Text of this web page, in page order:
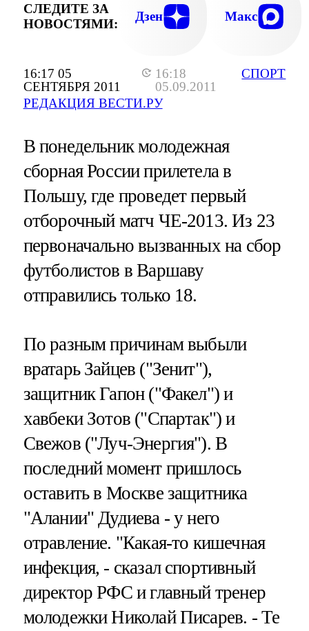
16:17 05
СЕНТЯБРЯ 2011
16:18
05.09.2011
РЕДАКЦИЯ ВЕСТИ.РУ
СПОРТ
СЛЕДИТЕ ЗА
НОВОСТЯМИ:
Дзен Макс
В понедельник молодежная
сборная России прилетела в
Польшу, где проведет первый
отборочный матч ЧЕ-2013. Из 23
первоначально вызванных на сбор
футболистов в Варшаву
отправились только 18.
По разным причинам выбыли
вратарь Зайцев ("Зенит"),
защитник Гапон ("Факел") и
хавбеки Зотов ("Спартак") и
Свежов ("Луч-Энергия"). В
последний момент пришлось
оставить в Москве защитника
"Алании" Дудиева - у него
отравление. "Какая-то кишечная
инфекция, - сказал спортивный
директор РФС и главный тренер
молодежки Николай Писарев. - Те